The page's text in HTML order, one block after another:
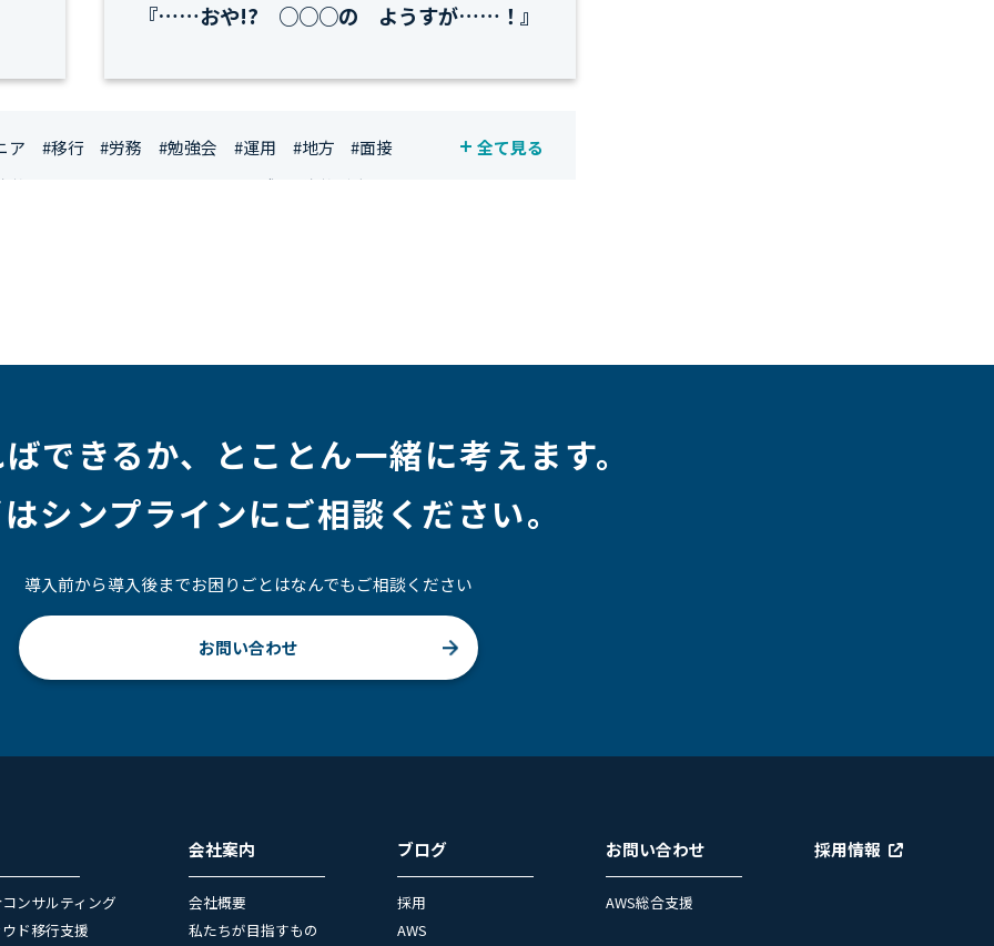
『……おや!? ○○○の ようすが……！』
ア #移行 #労務 #勉強会 #運用 #地方
#面接
格
#キャリア形成
#資格手当
全て見る
できるか、
とことん一緒に考えます。
シンプラインにご相談ください。
導入前から導入後までお困りごとはなんでもご相談ください
お問い合わせ
ンサルティング
ド移行支援
会社案内
会社概要
私たちが目指すもの
ブログ
採用
AWS
お問い合わせ
AWS総合支援
採用情報